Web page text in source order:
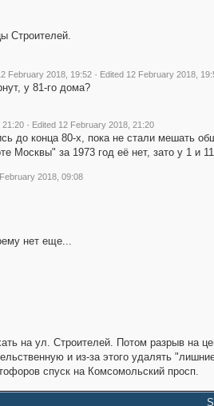
Строителей.
February 2018, 19:52 · Edited 12 February 2018,
у 81-го дома?
21:20 · Edited 12 February 2018, 21:20
до конца 80-х, пока не стали мешать
Москвы" за 1973 год её нет, зато у 1 и
2018, 09:08
нет еще...
на ул. Строителей. Потом разрыв на
и из-за этого удалять
спуск на Комсомольский просп.